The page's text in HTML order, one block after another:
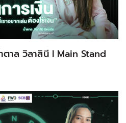
าล วิลาสินี l Main Stand